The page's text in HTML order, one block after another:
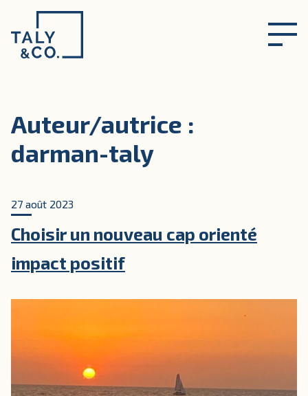
content
Auteur/autrice :
darman-taly
27 août 2023
Choisir un nouveau cap orienté
impact positif